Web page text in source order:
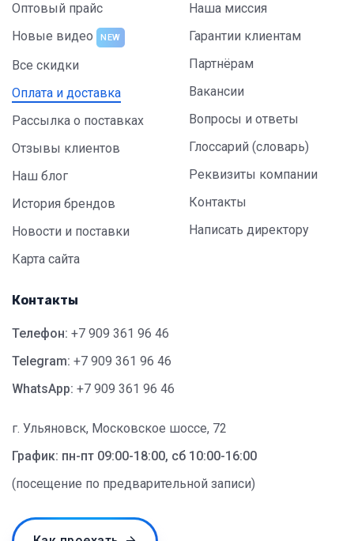
Оптовый прайс
Новые видео
NEW
Все скидки
Оплата и доставка
Рассылка о поставках
Отзывы клиентов
Наш блог
История брендов
Новости и поставки
Карта сайта
Наша миссия
Гарантии клиентам
Партнёрам
Вакансии
Вопросы и ответы
Глоссарий (словарь)
Реквизиты компании
Контакты
Написать директору
Контакты
Телефон: +7 909 361 96 46
Telegram: +7 909 361 96 46
WhatsApp: +7 909 361 96 46
г. Ульяновск, Московское шоссе, 72
График: пн-пт 09:00-18:00, сб 10:00-16:00
(посещение по предварительной записи)